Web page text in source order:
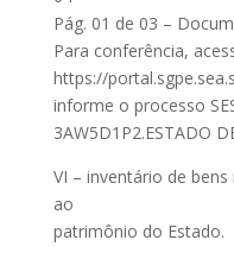
Pág. 01 de 03 –
Para conferência,
https://
informe o processo
3AW5D1P2.ESTADO
VI – inventário de
ao
patrimônio do Estado.